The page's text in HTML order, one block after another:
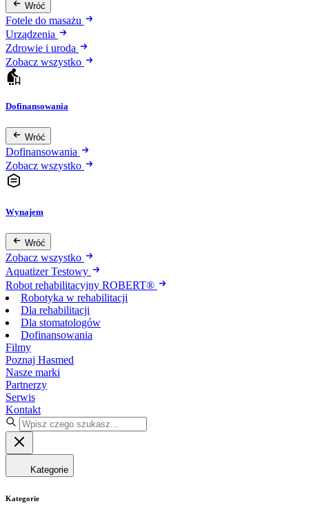
Wróć
Fotele do masażu
Urządzenia
Zdrowie i uroda
Zobacz wszystko
Dofinansowania
Wróć
Dofinansowania
Zobacz wszystko
Wynajem
Wróć
Zobacz wszystko
Aquatizer Testowy
Robot rehabilitacyjny ROBERT®
Robotyka w rehabilitacji
Dla rehabilitacji
Dla stomatologów
Dofinansowania
Filmy
Poznaj Hasmed
Nasze marki
Partnerzy
Serwis
Kontakt
Kategorie
Kategorie